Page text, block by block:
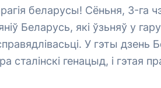
беларусы! Сёньня, 3-га
Беларусь, які ўзьняў у
У гэты дзень
сталінскі генацыд, і гэтая